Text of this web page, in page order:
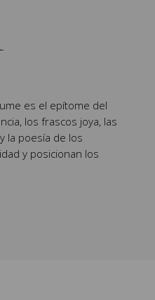
es el epítome del
los frascos joya, las
la poesía de los
y posicionan los